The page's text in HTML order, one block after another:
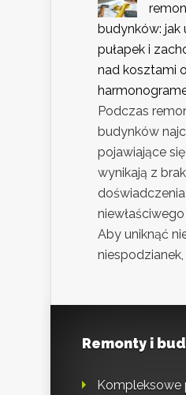
budynków: jak
pułapek i
nad kosztami
Podczas
budynków
pojawiające
wynikają z
Aby uniknąć
niespodzianek,
Remonty i
Kompleksowe